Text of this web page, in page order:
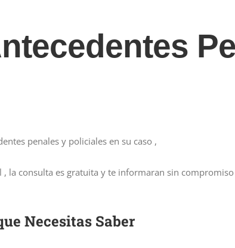
penales y policiales en su caso ,
la consulta es gratuita y te informaran sin
Necesitas Saber